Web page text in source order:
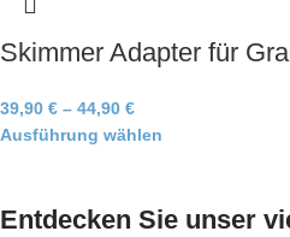
Skimmer Adapter für
39,90 € – 44,90 €
Ausführung wählen
Entdecken Sie unser